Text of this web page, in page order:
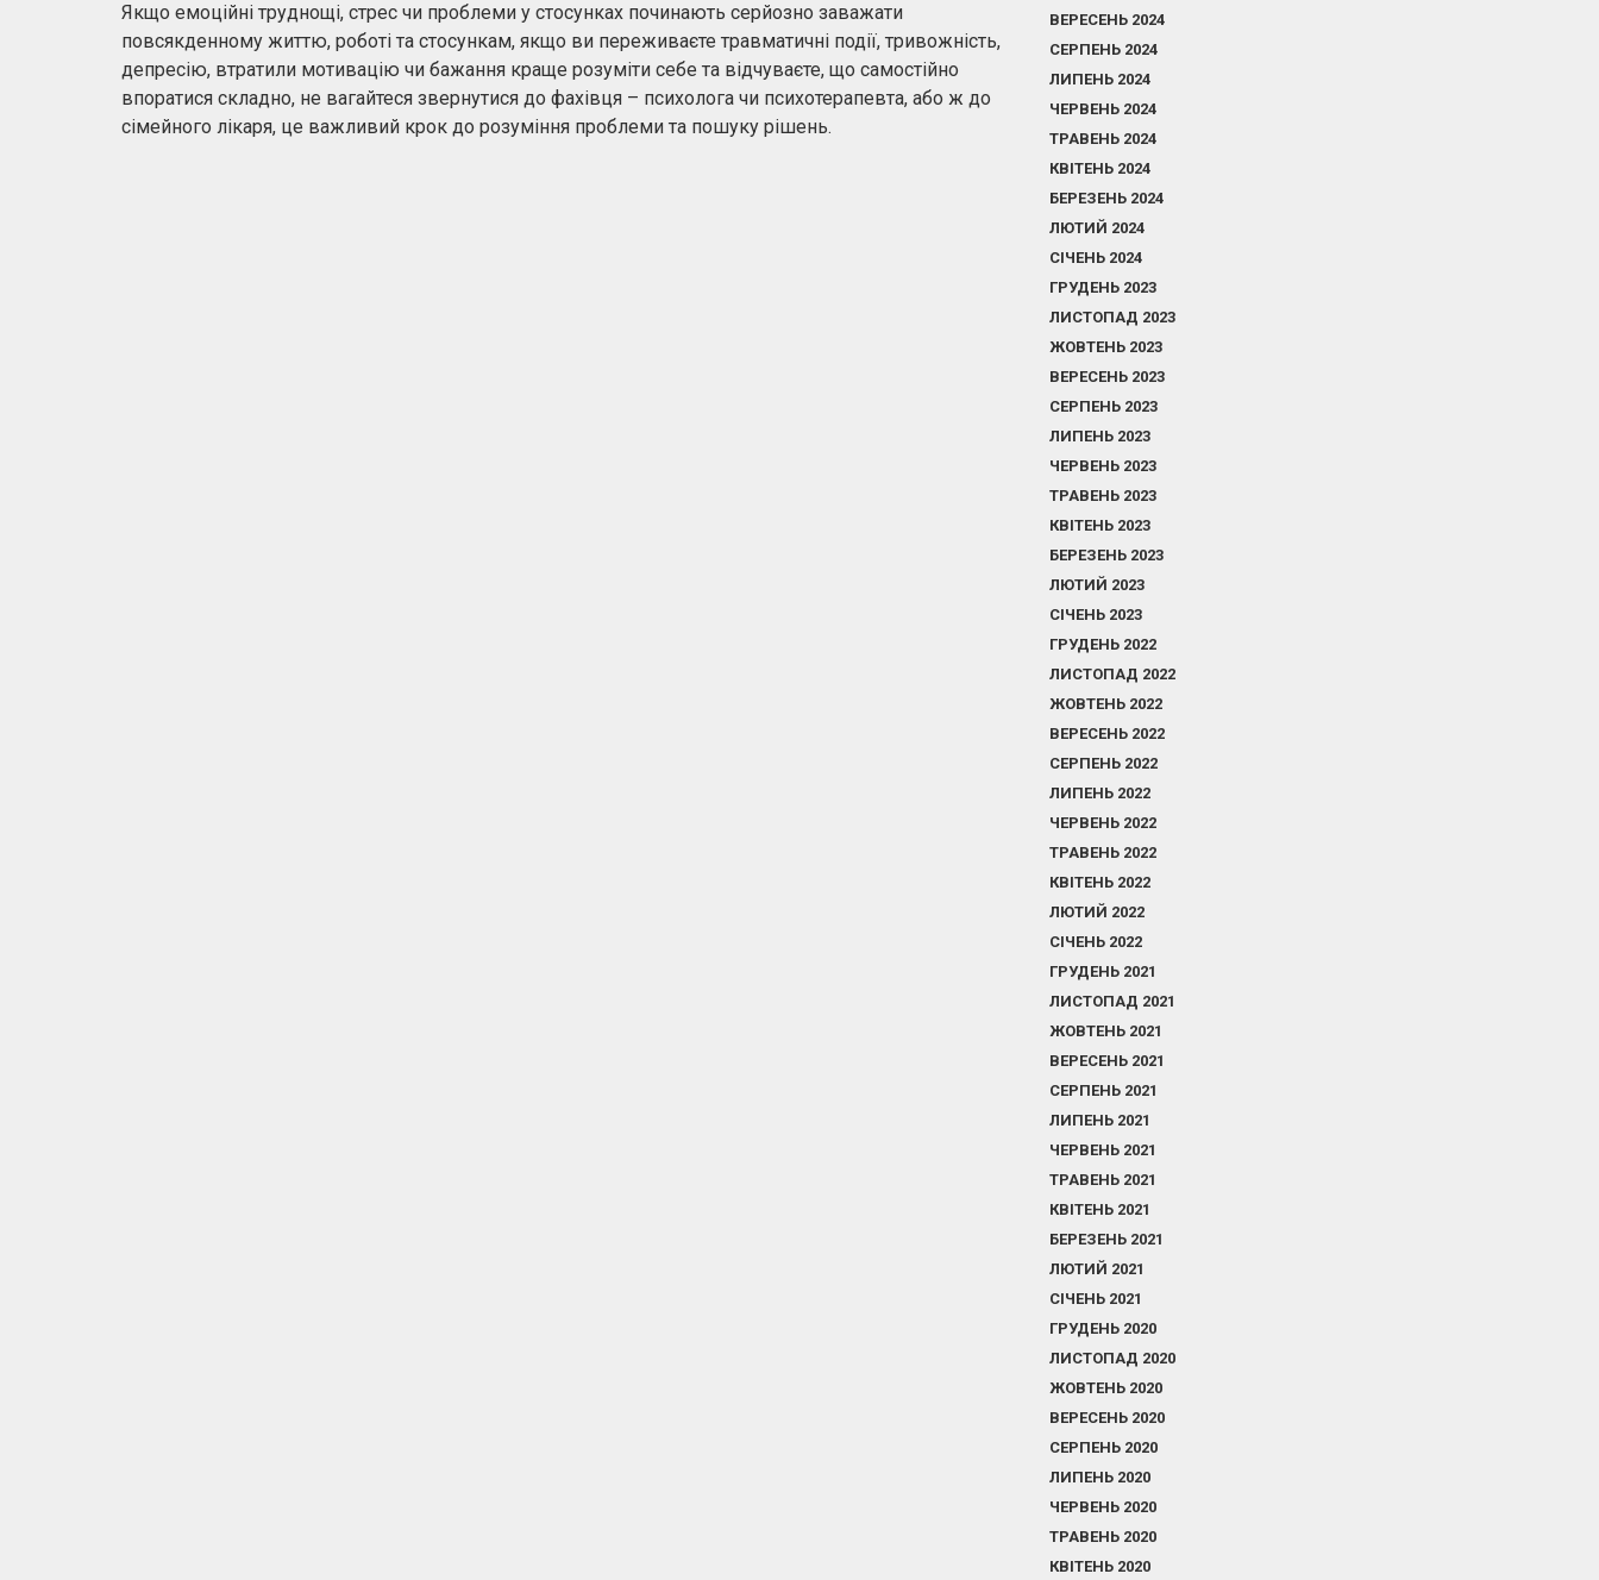
Якщо емоційні труднощі, стрес чи проблеми у стосунках починають серйозно заважати
повсякденному життю, роботі та стосункам, якщо ви переживаєте травматичні події, тривожність,
депресію, втратили мотивацію чи бажання краще розуміти себе та відчуваєте, що самостійно
впоратися складно, не вагайтеся звернутися до фахівця – психолога чи психотерапевта, або ж до
сімейного лікаря, це важливий крок до розуміння проблеми та пошуку рішень.
ВЕРЕСЕНЬ 2024
СЕРПЕНЬ 2024
ЛИПЕНЬ 2024
ЧЕРВЕНЬ 2024
ТРАВЕНЬ 2024
КВІТЕНЬ 2024
БЕРЕЗЕНЬ 2024
ЛЮТИЙ 2024
СІЧЕНЬ 2024
ГРУДЕНЬ 2023
ЛИСТОПАД 2023
ЖОВТЕНЬ 2023
ВЕРЕСЕНЬ 2023
СЕРПЕНЬ 2023
ЛИПЕНЬ 2023
ЧЕРВЕНЬ 2023
ТРАВЕНЬ 2023
КВІТЕНЬ 2023
БЕРЕЗЕНЬ 2023
ЛЮТИЙ 2023
СІЧЕНЬ 2023
ГРУДЕНЬ 2022
ЛИСТОПАД 2022
ЖОВТЕНЬ 2022
ВЕРЕСЕНЬ 2022
СЕРПЕНЬ 2022
ЛИПЕНЬ 2022
ЧЕРВЕНЬ 2022
ТРАВЕНЬ 2022
КВІТЕНЬ 2022
ЛЮТИЙ 2022
СІЧЕНЬ 2022
ГРУДЕНЬ 2021
ЛИСТОПАД 2021
ЖОВТЕНЬ 2021
ВЕРЕСЕНЬ 2021
СЕРПЕНЬ 2021
ЛИПЕНЬ 2021
ЧЕРВЕНЬ 2021
ТРАВЕНЬ 2021
КВІТЕНЬ 2021
БЕРЕЗЕНЬ 2021
ЛЮТИЙ 2021
СІЧЕНЬ 2021
ГРУДЕНЬ 2020
ЛИСТОПАД 2020
ЖОВТЕНЬ 2020
ВЕРЕСЕНЬ 2020
СЕРПЕНЬ 2020
ЛИПЕНЬ 2020
ЧЕРВЕНЬ 2020
ТРАВЕНЬ 2020
КВІТЕНЬ 2020